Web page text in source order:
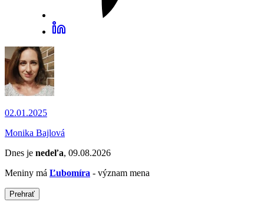
02.01.2025
Monika Bajlová
Dnes je nedeľa, 09.08.2026
Meniny má Ľubomíra - význam mena
Prehrať